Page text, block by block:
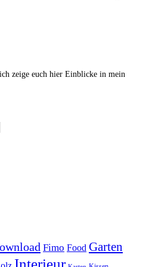
zeige euch hier Einblicke in mein
Fimo Food Garten